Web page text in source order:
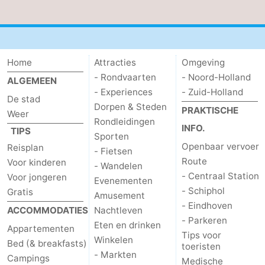
Home
ALGEMEEN
De stad
Weer
TIPS
Reisplan
Voor kinderen
Voor jongeren
Gratis
ACCOMMODATIES
Appartementen
Bed (& breakfasts)
Campings
Attracties
- Rondvaarten
- Experiences
Dorpen & Steden
Rondleidingen
Sporten
- Fietsen
- Wandelen
Evenementen
Amusement
Nachtleven
Eten en drinken
Winkelen
- Markten
Omgeving
- Noord-Holland
- Zuid-Holland
PRAKTISCHE
INFO.
Openbaar vervoer
Route
- Centraal Station
- Schiphol
- Eindhoven
- Parkeren
Tips voor
toeristen
Medische